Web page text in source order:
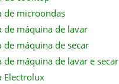
de microondas
de máquina de lavar
de máquina de secar
de máquina de lavar e secar
Electrolux